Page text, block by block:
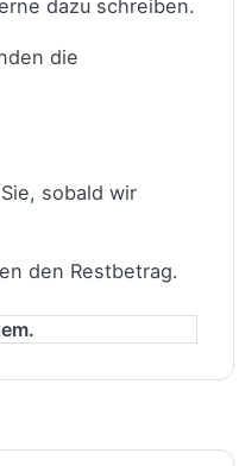
dazu schreiben.
die
sobald wir
den Restbetrag.